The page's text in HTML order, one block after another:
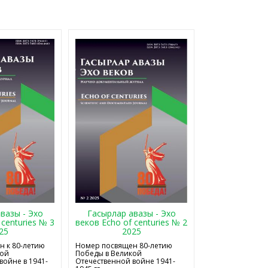
- Эхо
№ 3
к 80-летию
в 1941-
Гасырлар авазы - Эхо
веков Echo of centuries № 2
2025
Номер посвящен 80-летию
Победы в Великой
Отечественной войне 1941-